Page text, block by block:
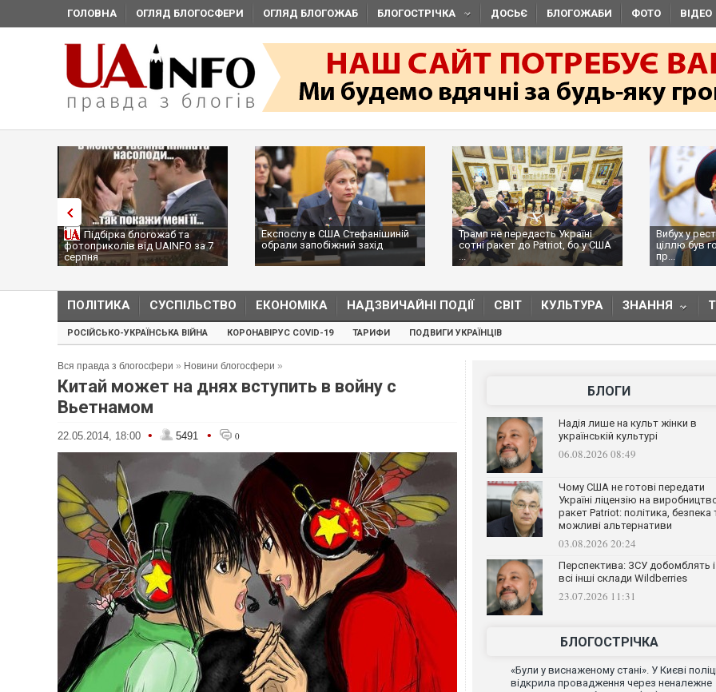
ГОЛОВНА ОГЛЯД БЛОГОСФЕРИ ОГЛЯД БЛОГОЖАБ БЛОГОСТРІЧКА ДОСЬЄ БЛОГОЖАБИ ФОТО ВІДЕО
Підбірка блогожаб та
фотоприколів від UAINFO за 7
серпня
Експослу в США Стефанішиній
обрали запобіжний захід
Трамп не передасть Україні
сотні ракет до Patriot, бо у США
...
Вибух у
ціллю був
пр...
ПОЛІТИКА СУСПІЛЬСТВО ЕКОНОМІКА НАДЗВИЧАЙНІ ПОДІЇ СВІТ КУЛЬТУРА ЗНАННЯ
РОСІЙСЬКО-УКРАЇНСЬКА ВІЙНА КОРОНАВІРУС COVID-19 ТАРИФИ ПОДВИГИ УКРАЇНЦІВ
Вся правда з блогосфери » Новини блогосфери »
Китай может на днях вступить в войну с
Вьетнамом
22.05.2014, 18:00 • 5491 • 0
БЛОГИ
Надія лише на культ жінки в
українській культурі
06.08.2026 08:49
Чому США не готові передати
Україні ліцензію на
ракет Patriot: політика, безпека
можливі альтернативи
03.08.2026 20:24
Перспектива: ЗСУ добомблять і
всі інші склади Wildberries
23.07.2026 11:31
БЛОГОСТРІЧКА
«Були у виснаженому стані». У Києві
відкрила провадження через неналежне